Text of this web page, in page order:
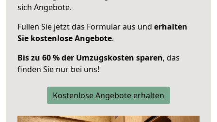
sich Angebote.
Füllen Sie jetzt das Formular aus und erhalten
Sie kostenlose Angebote.
Bis zu 60 % der Umzugskosten sparen, das
finden Sie nur bei uns!
Kostenlose Angebote erhalten